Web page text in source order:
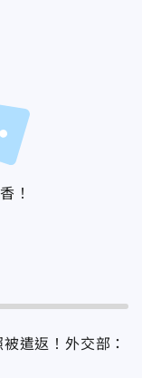
！
遣返！外交部：